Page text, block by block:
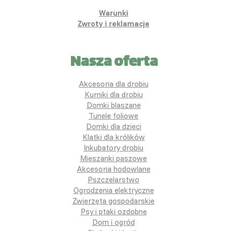
Warunki
Zwroty i reklamacje
Nasza oferta
Akcesoria dla drobiu
Kurniki dla drobiu
Domki blaszane
Tunele foliowe
Domki dla dzieci
Klatki dla królików
Inkubatory drobiu
Mieszanki paszowe
Akcesoria hodowlane
Pszczelarstwo
Ogrodzenia elektryczne
Zwierzęta gospodarskie
Psy i ptaki ozdobne
Dom i ogród